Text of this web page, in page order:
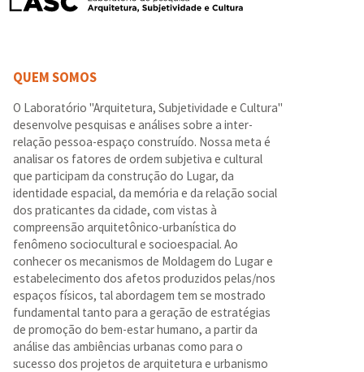
QUEM SOMOS
O Laboratório "Arquitetura, Subjetividade e Cultura"
desenvolve pesquisas e análises sobre a inter-
relação pessoa-espaço construído. Nossa meta é
analisar os fatores de ordem subjetiva e cultural
que participam da construção do Lugar, da
identidade espacial, da memória e da relação social
dos praticantes da cidade, com vistas à
compreensão arquitetônico-urbanística do
fenômeno sociocultural e socioespacial. Ao
conhecer os mecanismos de Moldagem do Lugar e
estabelecimento dos afetos produzidos pelas/nos
espaços físicos, tal abordagem tem se mostrado
fundamental tanto para a geração de estratégias
de promoção do bem-estar humano, a partir da
análise das ambiências urbanas como para o
sucesso dos projetos de arquitetura e urbanismo